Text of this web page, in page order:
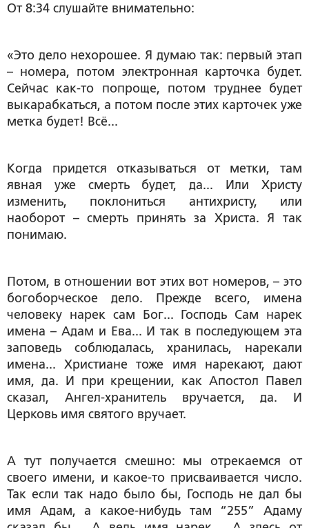
От 8:34 слушайте внимательно:
«Это дело нехорошее. Я думаю так: первый этап
– номера, потом электронная карточка будет.
Сейчас как-то попроще, потом труднее будет
выкарабкаться, а потом после этих карточек уже
метка будет! Всё...
Когда придется отказываться от метки, там
явная уже смерть будет, да... Или Христу
изменить, поклониться антихристу, или
наоборот – смерть принять за Христа. Я так
понимаю.
Потом, в отношении вот этих вот номеров, – это
богоборческое дело. Прежде всего, имена
человеку нарек сам Бог... Господь Сам нарек
имена – Адам и Ева... И так в последующем эта
заповедь соблюдалась, хранилась, нарекали
имена... Христиане тоже имя нарекают, дают
имя, да. И при крещении, как Апостол Павел
сказал, Ангел-хранитель вручается, да. И
Церковь имя святого вручает.
А тут получается смешно: мы отрекаемся от
своего имени, и какое-то присваивается число.
Так если так надо было бы, Господь не дал бы
имя Адам, а какое-нибудь там “255” Адаму